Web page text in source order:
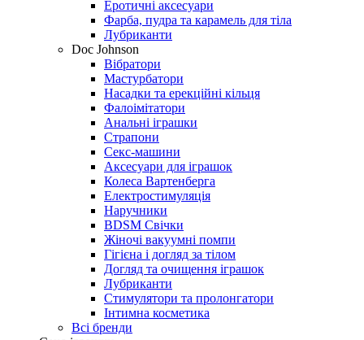
Еротичні аксесуари
Фарба, пудра та карамель для тіла
Лубриканти
Doc Johnson
Вібратори
Мастурбатори
Насадки та ерекційні кільця
Фалоімітатори
Анальні іграшки
Страпони
Секс-машини
Аксесуари для іграшок
Колеса Вартенберга
Електростимуляція
Наручники
BDSM Свічки
Жіночі вакуумні помпи
Гігієна і догляд за тілом
Догляд та очищення іграшок
Лубриканти
Стимулятори та пролонгатори
Інтимна косметика
Всі бренди